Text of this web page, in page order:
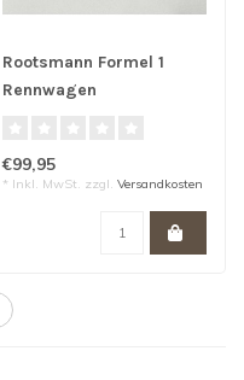
Rootsmann Formel 1
Rennwagen
€99,95
* Inkl. MwSt. zzgl. Versandkosten